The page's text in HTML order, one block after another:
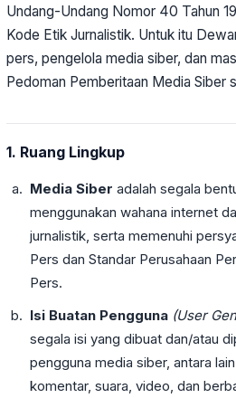
Undang-Undang Nomor 40 Tahun
Kode Etik Jurnalistik. Untuk itu
pers, pengelola media siber, dan
Pedoman Pemberitaan Media Siber
1. Ruang Lingkup
Media Siber adalah segala
menggunakan wahana internet
jurnalistik, serta memenuhi
Pers dan Standar Perusahaan
Pers.
Isi Buatan Pengguna (User
segala isi yang dibuat dan/atau
pengguna media siber, antara
komentar, suara, video, dan